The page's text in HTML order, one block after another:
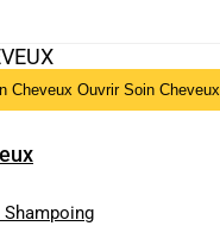
Cheveux Ouvrir Soin Cheveux
Shampoing